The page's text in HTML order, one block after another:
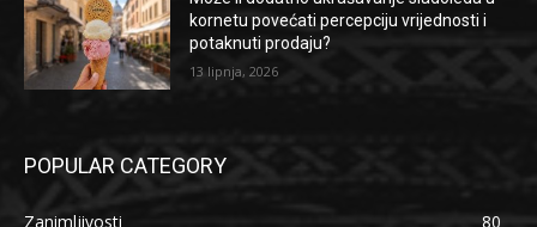
kornetu povećati percepciju vrijednosti i
potaknuti prodaju?
13 lipnja, 2026
POPULAR CATEGORY
Zanimljivosti
80